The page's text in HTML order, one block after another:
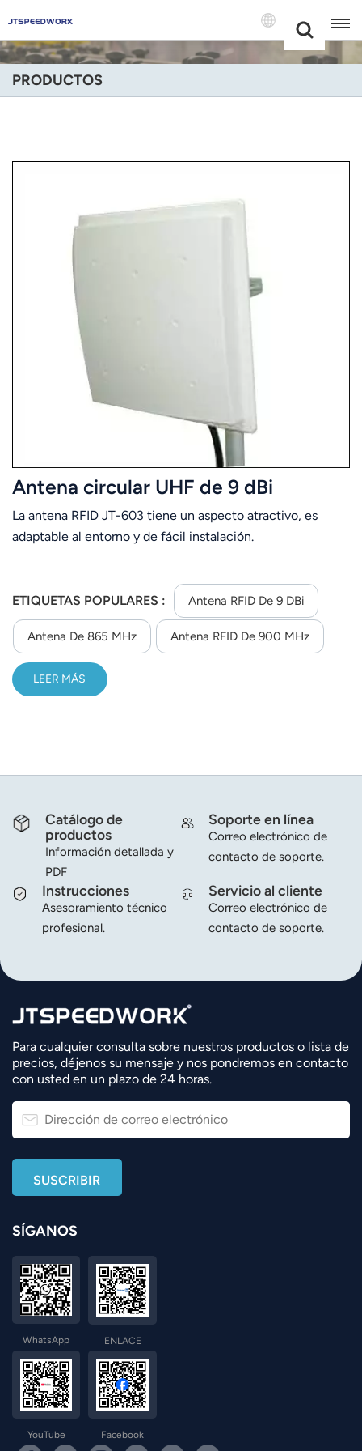
+86 -18681515767
English
Русский
日语
한국어
Türk
Ελληνικά
Polski
แบบไทย
PRODUCTOS
Antena circular UHF de 9 dBi
La antena RFID JT-603 tiene un aspecto atractivo, es
adaptable al entorno y de fácil instalación.
ETIQUETAS POPULARES : Antena RFID De 9 DBi
Antena De 865 MHz Antena RFID De 900 MHz
LEER MÁS
Catálogo de
productos
Información detallada y
PDF
Soporte en línea
Correo electrónico de
contacto de soporte.
Instrucciones
Asesoramiento técnico
profesional.
Servicio al cliente
Correo electrónico de
contacto de soporte.
Para cualquier consulta sobre nuestros productos o lista de
precios, déjenos su mensaje y nos pondremos en contacto
con usted en un plazo de 24 horas.
SÍGANOS
WhatsApp ENLACE
YouTube Facebook